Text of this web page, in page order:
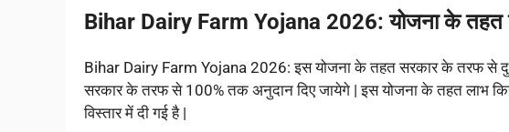
Bihar Dairy Farm Yojana 2026: योजना के तहत
Bihar Dairy Farm Yojana 2026: इस योजना के तहत सरकार के तरफ से
सरकार के तरफ से 100% तक अनुदान दिए जायेगे | इस योजना के तहत लाभ
विस्तार में दी गई है |